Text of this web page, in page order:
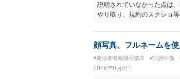
説明されていなかった点は
やり取り、規約のスクショ
顔写真、フルネームを
#発信者情報開示請求 #誹謗中傷
2026年8月5日